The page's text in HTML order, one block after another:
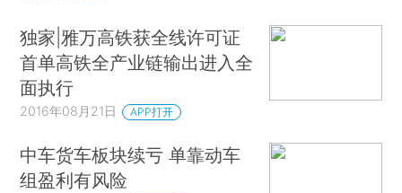
独家|雅万高铁获全线许可证
首单高铁全产业链输出进入全
面执行
2016年08月21日 APP打开
中车货车板块续亏 单靠动车
组盈利有风险